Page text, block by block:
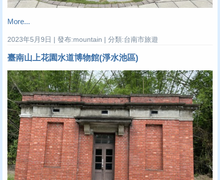
More...
2023年5月9日 | 發布:mountain | 分類:台南市旅遊
臺南山上花園水道博物館(淨水池區)